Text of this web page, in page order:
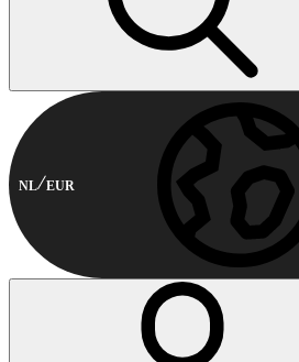
NL EUR